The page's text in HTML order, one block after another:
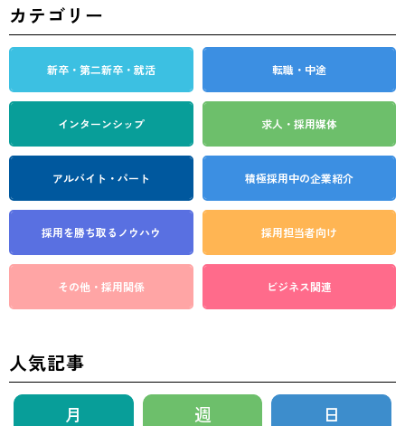
カテゴリー
新卒・第二新卒・就活 転職・中途
インターンシップ 求人・採用媒体
アルバイト・パート 積極採用中の企業紹介
採用を勝ち取る ノウハウ 採用担当者向け
その他・採用関係 ビジネス関連
人気記事
月 週 日